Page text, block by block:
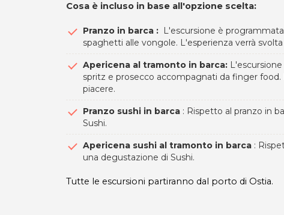
Cosa è incluso in base all'opzione scelta:
Pranzo in barca : L'escursione è
spaghetti alle vongole. L'esperienza verrà
Apericena al tramonto in barca:
spritz e prosecco accompagnati da finger
piacere.
Pranzo sushi in barca : Rispetto al pranzo in
Sushi.
Apericena sushi al tramonto in barca :
una degustazione di Sushi.
Tutte le escursioni partiranno dal porto di Ostia.